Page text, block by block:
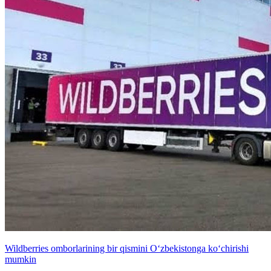
Wildberries omborlarining bir qismini O‘zbekistonga ko‘chirishi
mumkin